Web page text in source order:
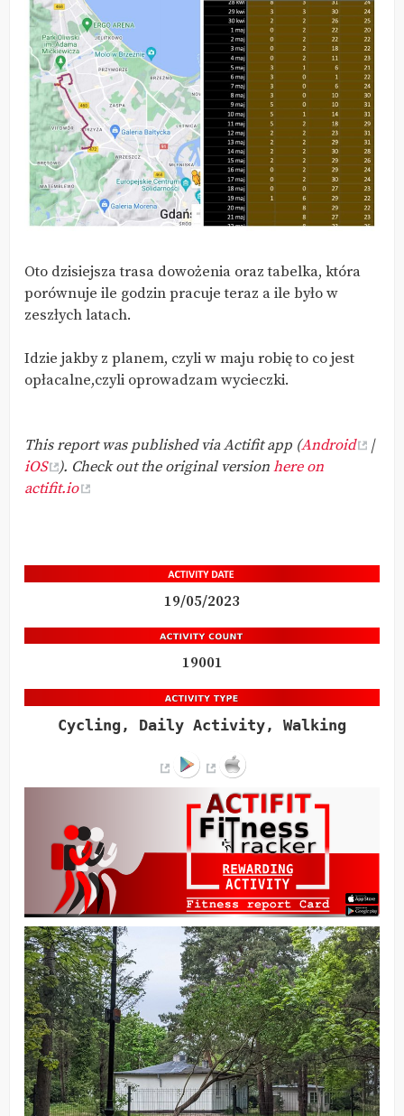
Oto dzisiejsza trasa dowożenia oraz tabelka, która
porównuje ile godzin pracuje teraz a ile było w
zeszłych latach.
Idzie jakby z planem, czyli w maju robię to co jest
opłacalne,czyli oprowadzam wycieczki.
This report was published via Actifit app (Android
|
iOS
). Check out the original versionhere on
actifit.io
19/05/2023
19001
Cycling, Daily Activity, Walking